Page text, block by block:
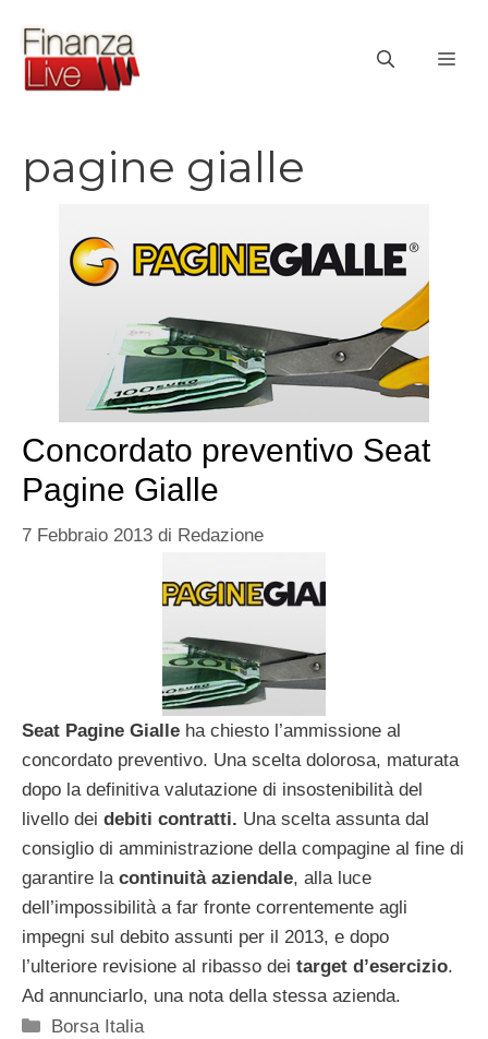
contenuto
pagine gialle
Concordato preventivo Seat
Pagine Gialle
7 Febbraio 2013 di Redazione
Seat Pagine Gialle ha chiesto l’ammissione al
concordato preventivo. Una scelta dolorosa, maturata
dopo la definitiva valutazione di insostenibilità del
livello dei debiti contratti. Una scelta assunta dal
consiglio di amministrazione della compagine al fine di
garantire la continuità aziendale, alla luce
dell’impossibilità a far fronte correntemente agli
impegni sul debito assunti per il 2013, e dopo
l’ulteriore revisione al ribasso dei target d’esercizio.
Ad annunciarlo, una nota della stessa azienda.
Categorie
Borsa Italia